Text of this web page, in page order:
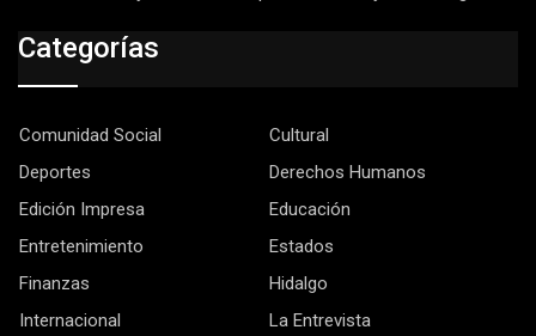
Categorías
Comunidad Social
Cultural
Deportes
Derechos Humanos
Edición Impresa
Educación
Entretenimiento
Estados
Finanzas
Hidalgo
Internacional
La Entrevista